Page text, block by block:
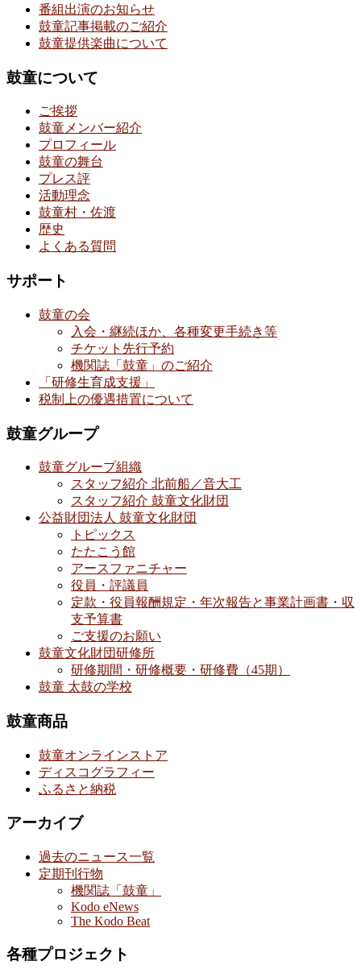
番組出演のお知らせ
鼓童記事掲載のご紹介
鼓童提供楽曲について
鼓童について
ご挨拶
鼓童メンバー紹介
プロフィール
鼓童の舞台
プレス評
活動理念
鼓童村・佐渡
歴史
よくある質問
サポート
鼓童の会
入会・継続ほか、各種変更手続き等
チケット先行予約
機関誌「鼓童」のご紹介
「研修生育成支援」
税制上の優遇措置について
鼓童グループ
鼓童グループ組織
スタッフ紹介 北前船／音大工
スタッフ紹介 鼓童文化財団
公益財団法人 鼓童文化財団
トピックス
たたこう館
アースファニチャー
役員・評議員
定款・役員報酬規定・年次報告と事業計画書・収
支予算書
ご支援のお願い
鼓童文化財団研修所
研修期間・研修概要・研修費（45期）
鼓童 太鼓の学校
鼓童商品
鼓童オンラインストア
ディスコグラフィー
ふるさと納税
アーカイブ
過去のニュース一覧
定期刊行物
機関誌「鼓童」
Kodo eNews
The Kodo Beat
各種プロジェクト